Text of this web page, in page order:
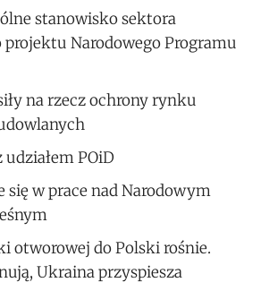
stanowisko sektora
projektu Narodowego Programu
na rzecz ochrony rynku
POiD
się w prace nad Narodowym
otworowej do Polski rośnie.
Ukraina przyspiesza